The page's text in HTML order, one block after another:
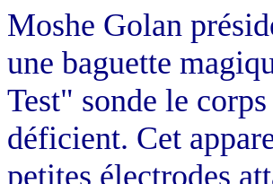
Moshe Golan
une baguette
Test" sonde le
déficient. Cet
petites électrodes